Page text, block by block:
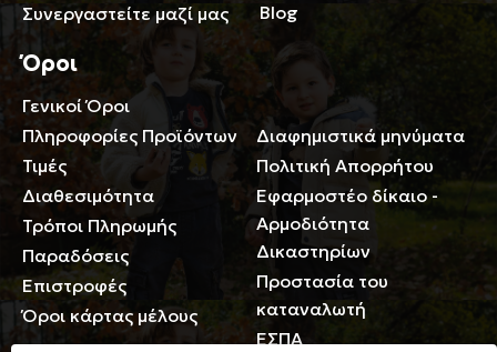
Συνεργαστείτε μαζί μας
Blog
Όροι
Γενικοί Όροι
Πληροφορίες Προϊόντων
Τιμές
Διαθεσιμότητα
Τρόποι Πληρωμής
Παραδόσεις
Επιστροφές
Όροι κάρτας μέλους
Περιορισμοί ευθύνης
Διαφημιστικά μηνύματα
Πολιτική Απορρήτου
Εφαρμοστέο δίκαιο -
Αρμοδιότητα
Δικαστηρίων
Προστασία του
καταναλωτή
ΕΣΠΑ